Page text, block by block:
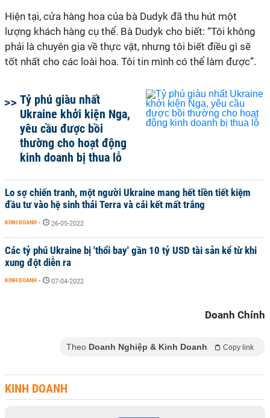
Hiện tại, cửa hàng hoa của bà Dudyk đã thu hút một
lượng khách hàng cụ thể. Bà Dudyk cho biết: “Tôi không
phải là chuyên gia về thực vật, nhưng tôi biết điều gì sẽ
tốt nhất cho các loài hoa. Tôi tin mình có thể làm được”.
Tỷ phú giàu nhất
Ukraine khởi kiện Nga,
yêu cầu được bồi
thường cho hoạt động
kinh doanh bị thua lỗ
Lo sợ chiến tranh, một người Ukraine mang hết tiền tiết kiệm
đầu tư vào hệ sinh thái Terra và cái kết mất trắng
KINH DOANH - 26-05-2022
Các tỷ phú Ukraine bị 'thổi bay' gần 10 tỷ USD tài sản kể từ khi
xung đột diễn ra
KINH DOANH - 07-04-2022
Doanh Chính
Theo Doanh Nghiệp & Kinh Doanh Copy link
KINH DOANH